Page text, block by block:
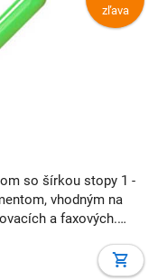
zľava
so šírkou stopy 1 -
a faxových.